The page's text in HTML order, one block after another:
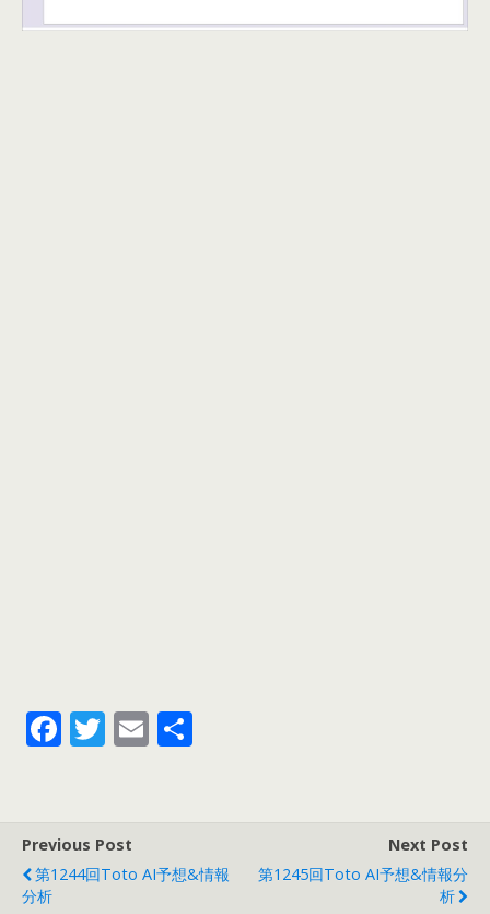
F
b
o
T
er
E
Previous Post
第1244回toto AI予想&情報
分析
Next Post
第1245回toto AI予想&情報分
析